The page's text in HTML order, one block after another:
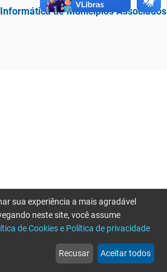
de Municípios Associados
web
Notícias
more_horiz
Mais
sua experiência a mais agradável
neste site, você assume
de Cookies e Política de privacidade
Recusar Aceitar todos
por favor tente novamente